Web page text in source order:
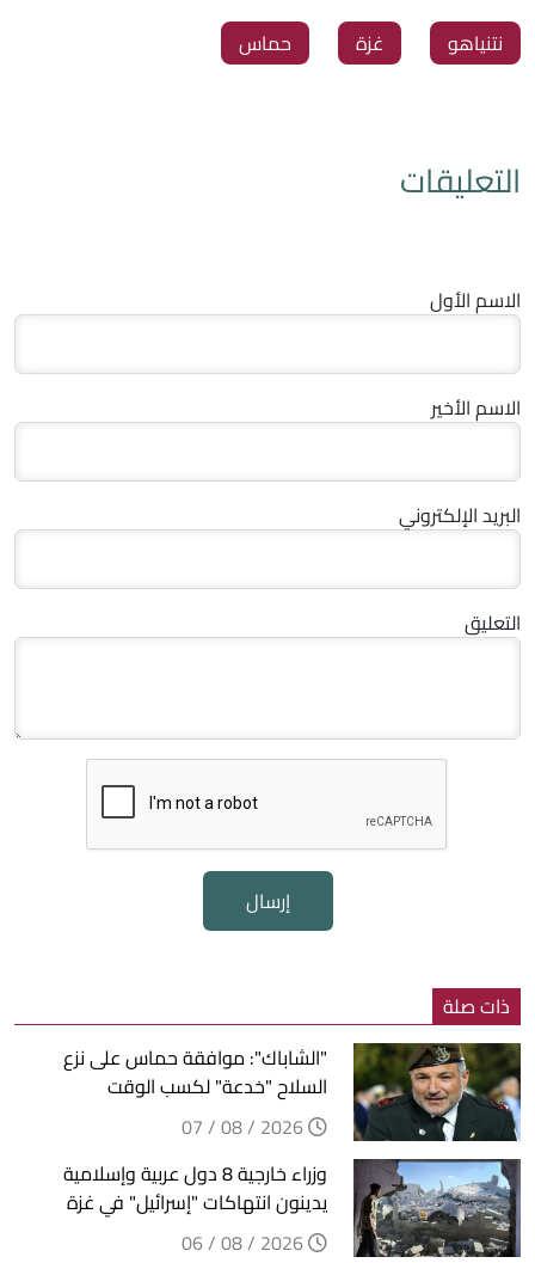
نتنياهو غزة حماس
التعليقات
الاسم الأول
الاسم الأخير
البريد الإلكتروني
التعليق
إرسال
ذات صلة
"الشاباك": موافقة حماس على نزع
السلاح "خدعة" لكسب الوقت
وزراء خارجية 8 دول عربية وإسلامية
يدينون انتهاكات "إسرائيل" في غزة